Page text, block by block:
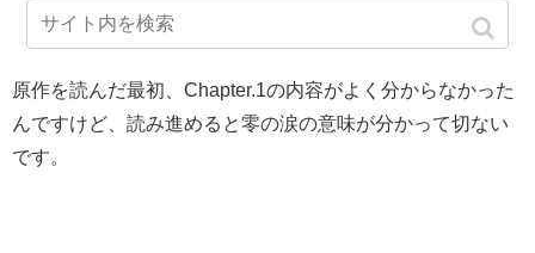
原作を読んだ最初、Chapter.1の内容がよく分からなかった
んですけど、読み進めると零の涙の意味が分かって切ない
です。